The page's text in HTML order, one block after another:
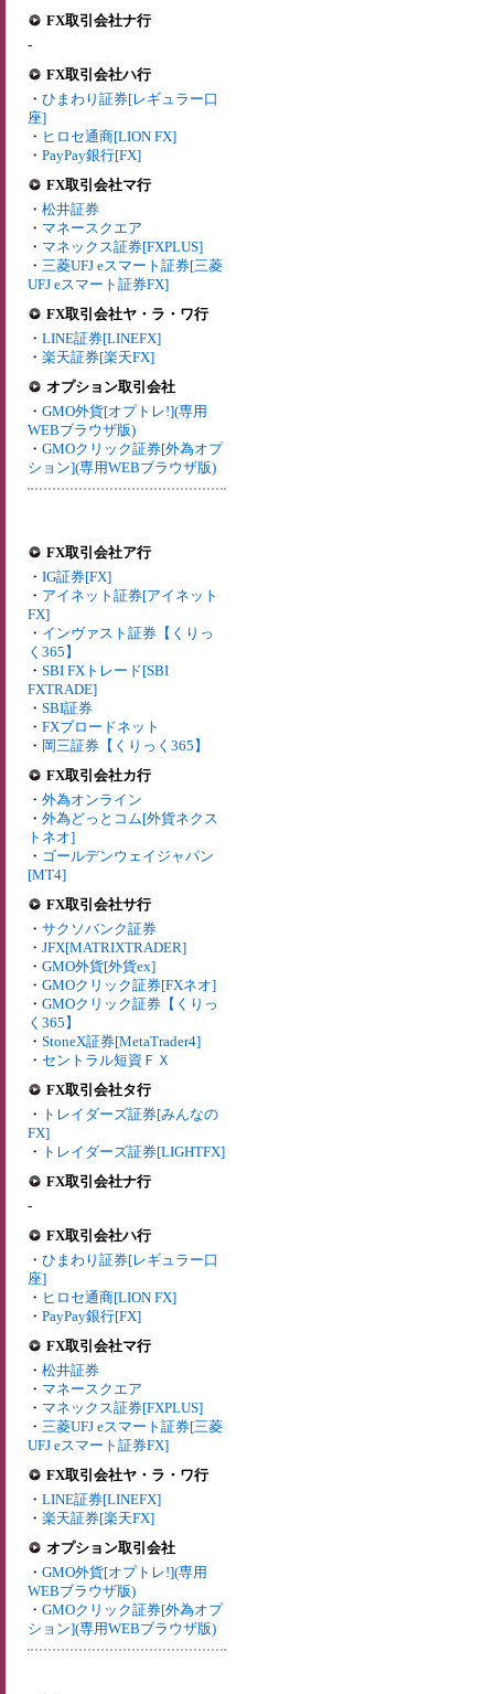
FX取引会社ナ行
-
FX取引会社ハ行
・ ひまわり証券[レギュラー口
座]
・ ヒロセ通商[LION FX]
・ PayPay銀行[FX]
FX取引会社マ行
・ 松井証券
・ マネースクエア
・ マネックス証券[FXPLUS]
・ 三菱UFJ eスマート証券[三菱
UFJ eスマート証券FX]
FX取引会社ヤ・ラ・ワ行
・ LINE証券[LINEFX]
・ 楽天証券[楽天FX]
オプション取引会社
・ GMO外貨[オプトレ!](専用
WEBブラウザ版)
・ GMOクリック証券[外為オプ
ション](専用WEBブラウザ版)
FX取引会社ア行
・ IG証券[FX]
・ アイネット証券[アイネット
FX]
・ インヴァスト証券【くりっ
く365】
・ SBI FXトレード[SBI
FXTRADE]
・ SBI証券
・ FXブロードネット
・ 岡三証券【くりっく365】
FX取引会社カ行
・ 外為オンライン
・ 外為どっとコム[外貨ネクス
トネオ]
・ ゴールデンウェイジャパン
[MT4]
FX取引会社サ行
・ サクソバンク証券
・ JFX[MATRIXTRADER]
・ GMO外貨[外貨ex]
・ GMOクリック証券[FXネオ]
・ GMOクリック証券【くりっ
く365】
・ StoneX証券[MetaTrader4]
・ セントラル短資ＦＸ
FX取引会社タ行
・ トレイダーズ証券[みんなの
FX]
・ トレイダーズ証券[LIGHTFX]
FX取引会社ナ行
-
FX取引会社ハ行
・ ひまわり証券[レギュラー口
座]
・ ヒロセ通商[LION FX]
・ PayPay銀行[FX]
FX取引会社マ行
・ 松井証券
・ マネースクエア
・ マネックス証券[FXPLUS]
・ 三菱UFJ eスマート証券[三菱
UFJ eスマート証券FX]
FX取引会社ヤ・ラ・ワ行
・ LINE証券[LINEFX]
・ 楽天証券[楽天FX]
オプション取引会社
・ GMO外貨[オプトレ!](専用
WEBブラウザ版)
・ GMOクリック証券[外為オプ
ション](専用WEBブラウザ版)